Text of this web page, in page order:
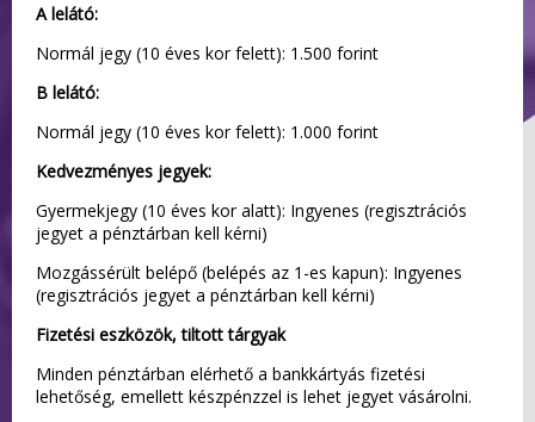
A lelátó:
Normál jegy (10 éves kor felett): 1.500 forint
B lelátó:
Normál jegy (10 éves kor felett): 1.000 forint
Kedvezményes jegyek:
Gyermekjegy (10 éves kor alatt): Ingyenes (regisztrációs
jegyet a pénztárban kell kérni)
Mozgássérült belépő (belépés az 1-es kapun): Ingyenes
(regisztrációs jegyet a pénztárban kell kérni)
Fizetési eszközök, tiltott tárgyak
Minden pénztárban elérhető a bankkártyás fizetési
lehetőség, emellett készpénzzel is lehet jegyet vásárolni.